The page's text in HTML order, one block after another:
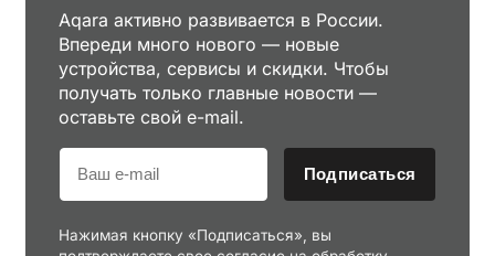
Aqara активно развивается в России.
Впереди много нового — новые
устройства, сервисы и скидки. Чтобы
получать только главные новости —
оставьте свой e-mail.
Подписаться
Нажимая кнопку «Подписаться», вы